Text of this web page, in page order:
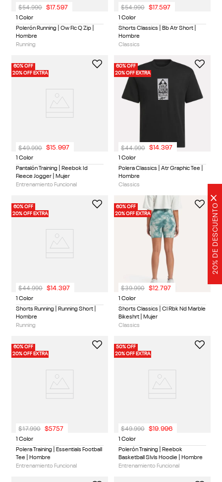
20% DE DESCUENTO
×
1 Color
Polerón Running | Ow Flc Q Zip |
Hombre
Running
$54.990 $17.597
1 Color
Shorts Classics | Bb Atr Short |
Hombre
Classics
$54.990 $17.597
60% OFF
20% OFF EXTRA
1 Color
Pantalón Training | Reebok Id
Fleece Jogger | Mujer
Entrenamiento Funcional
$49.990 $ 15.997
60% OFF
20% OFF EXTRA
1 Color
Polera Classics | Atr Graphic Tee |
Hombre
Classics
$44.990 $14.397
60% OFF
20% OFF EXTRA
1 Color
Shorts Running | Running Short |
Hombre
Running
$44.990 $14.397
60% OFF
20% OFF EXTRA
1 Color
Shorts Classics | Cl Rbk Nd Marble
Bikeshrt | Mujer
Classics
$39.990 $12.797
60% OFF
20% OFF EXTRA
1 Color
Polera Training | Essentials Football
Tee | Hombre
Entrenamiento Funcional
$17.990 $5757
50% OFF
20% OFF EXTRA
1 Color
Polerón Training | Reebok
Basketball Slvls Hoodie | Hombre
Entrenamiento Funcional
$49.990 $19. 996